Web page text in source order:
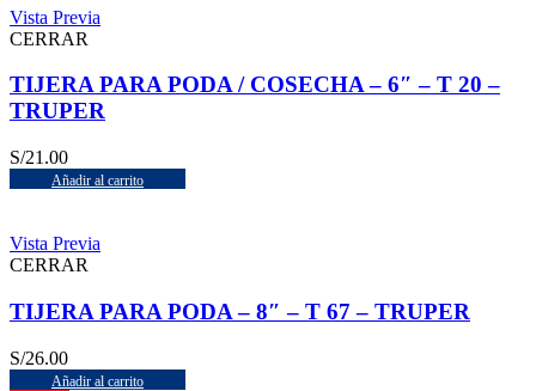
Vista Previa
CERRAR
TIJERA PARA PODA / COSECHA – 6″ – T 20 –
TRUPER
S/21.00
Añadir al carrito
Vista Previa
CERRAR
TIJERA PARA PODA – 8″ – T 67 – TRUPER
S/26.00
Añadir al carrito